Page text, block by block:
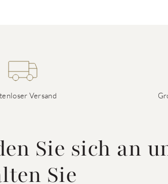
Versand
Sie sich an
Sie